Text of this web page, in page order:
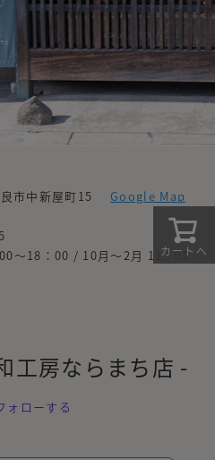
市中新屋町15
Google Map
～18：00 / 10月～2月 11：00
工房ならまち店 -
ォローする
カートへ